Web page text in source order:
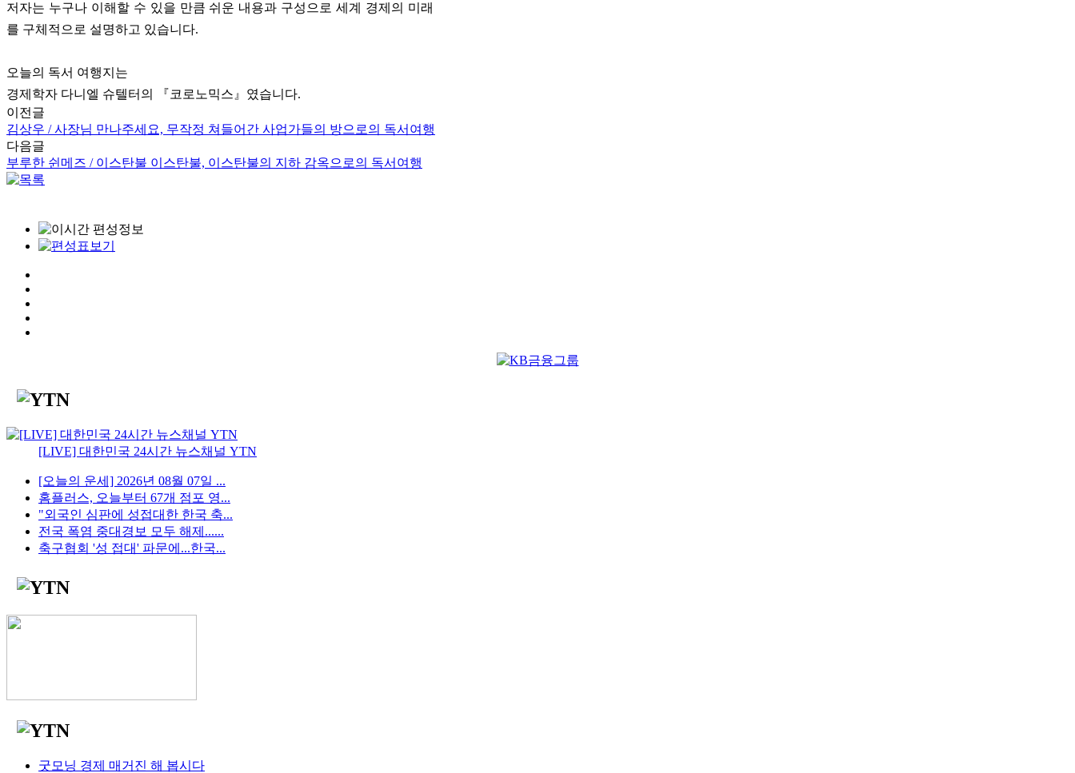
저자는 누구나 이해할 수 있을 만큼 쉬운 내용과 구성으로 세계 경제의 미래
를 구체적으로 설명하고 있습니다.
오늘의 독서 여행지는
경제학자 다니엘 슈텔터의 『코로노믹스』였습니다.
이전글
김상우 / 사장님 만나주세요, 무작정 쳐들어간 사업가들의 방으로의 독서여행
다음글
부루한 쉰메즈 / 이스탄불 이스탄불, 이스탄불의 지하 감옥으로의 독서여행
[LIVE] 대한민국 24시간 뉴스채널 YTN
[오늘의 운세] 2026년 08월 07일 ...
홈플러스, 오늘부터 67개 점포 영...
"외국인 심판에 성접대한 한국 축...
전국 폭염 중대경보 모두 해제......
축구협회 '성 접대' 파문에...한국...
굿모닝 경제 매거진 해 봅시다